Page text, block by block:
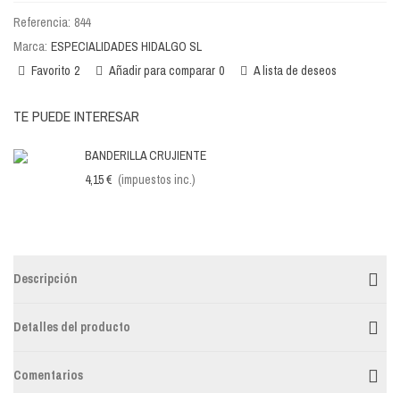
Referencia: 844
Marca: ESPECIALIDADES HIDALGO SL
Favorito 2 Añadir para comparar 0 A lista de deseos
TE PUEDE INTERESAR
BANDERILLA CRUJIENTE
4,15 € (impuestos inc.)
Descripción
Detalles del producto
Comentarios